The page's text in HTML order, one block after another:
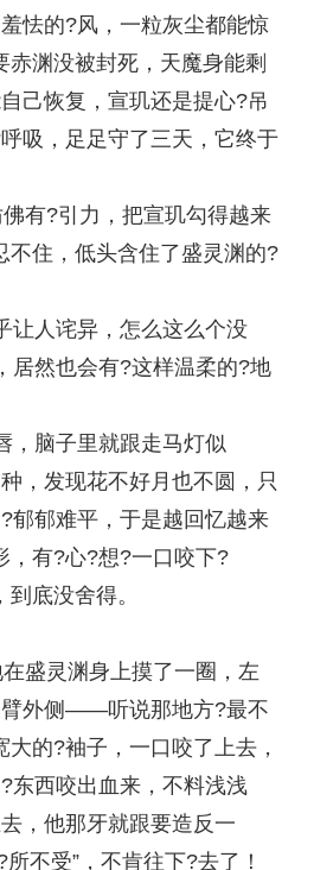
怯的?风，一粒灰尘都能惊
赤渊没被封死，天魔身能剩
己恢复，宣玑还是提心?吊
吸，足足守了三天，它终于
有?引力，把宣玑勾得越来
不住，低头含住了盛灵渊的?
人诧异，怎么这么个没
居然也会有?这样温柔的?地
脑子里就跟走马灯似
，发现花不好月也不圆，只
郁郁难平，于是越回忆越来
，有?心?想?一口咬下?
底没舍得。
盛灵渊身上摸了一圈，左
臂外侧——听说那地方?最不
的?袖子，一口咬了上去，
东西咬出血来，不料浅浅
，他那牙就跟要造反一
不受”，不肯往下?去了！